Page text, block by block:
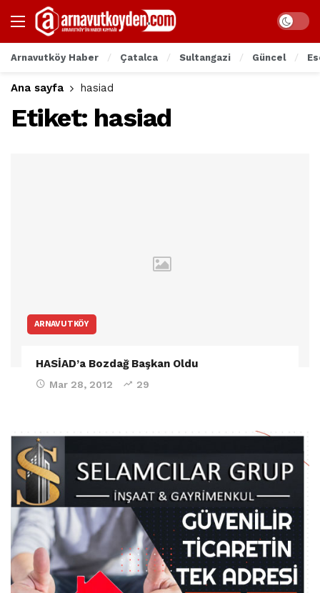
Arnavutköy Haber Çatalca Sultangazi Güncel
Ana sayfa hasiad
Etiket: hasiad
ARNAVUTKÖY
HASİAD’a Bozdağ Başkan Oldu
Mar 28, 2012 29